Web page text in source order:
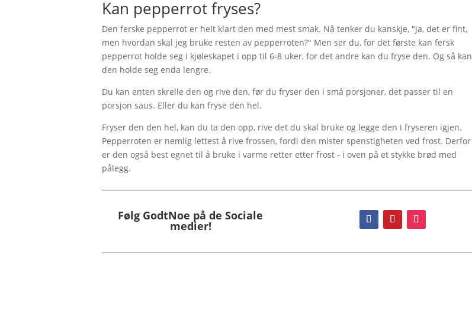
Kan pepperrot fryses?
Den ferske pepperrot er helt klart den med mest smak. Nå tenker du kanskje, "ja, det er fint,
men hvordan skal jeg bruke resten av pepperroten?" Men ser du, for det første kan fersk
pepperrot holde seg i kjøleskapet i opp til 6-8 uker, for det andre kan du fryse den. Og så kan
den holde seg enda lengre.
Du kan enten skrelle den og rive den, før du fryser den i små porsjoner, det passer til en
porsjon saus. Eller du kan fryse den hel.
Fryser den den hel, kan du ta den opp, rive det du skal bruke og legge den i fryseren igjen.
Pepperroten er nemlig lettest å rive frossen, fordi den mister spenstigheten ved frost. Derfor
er den også best egnet til å bruke i varme retter etter frost - i oven på et stykke brød med
pålegg.
Følg GodtNoe på deSociale
medier!